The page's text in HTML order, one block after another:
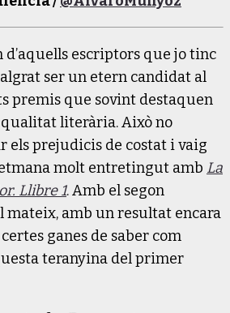
d’aquells escriptors que jo tinc
ser un etern candidat al
premis que sovint destaquen
literària. Això no
els prejudicis de costat i vaig
molt entretingut amb La
Llibre 1. Amb el segon
amb un resultat encara
ganes de saber com
teranyina del primer